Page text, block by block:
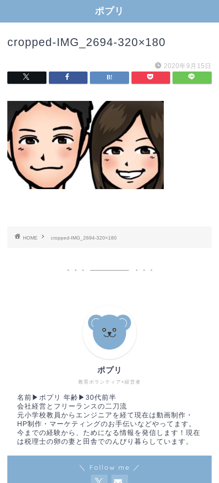
ポプリ
cropped-IMG_2694-320×180
2020年9月15日
HOME cropped-IMG_2694-320×180
教育ボランティア×経営者
ポプリ
名前▶︎ポプリ 年齢▶︎30代前半
会社経営とフリーランスの二刀流
元小学校教員からエンジニアを経て現在は動画制作・
HP制作・マーケティングのお手伝いなどやってます。
今までの経験から、ためになる情報を発信します！現在
は税理士の卵の妻と田舎でのんびり暮らしています。
＼ Follow me ／